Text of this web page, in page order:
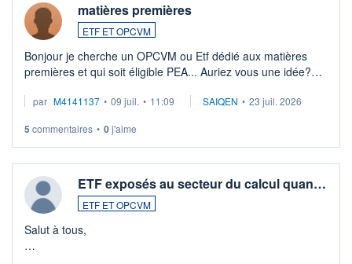
matières premières
ETF ET OPCVM
Bonjour je cherche un OPCVM ou Etf dédié aux matières
premières et qui soit éligible PEA... Auriez vous une idée?
par M4141137 • 09 juil. • 11:09 SAIQEN • 23 juil. 2026
5 commentaires • 0j'aime
ETF exposés au secteur du calcul quan…
ETF ET OPCVM
Salut à tous,